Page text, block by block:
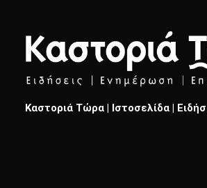
Καστοριά Τώρα | Ιστοσελίδα |